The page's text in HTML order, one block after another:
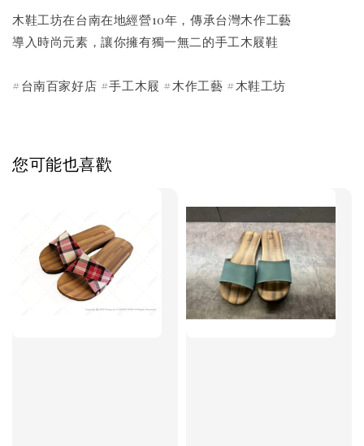
木鞋工坊在台南在地經營10年，傳承台灣木作工藝
導入時尚元素，讓你擁有獨一無二的手工木屐鞋
#台南百家好店 #手工木屐 #木作工藝 #木鞋工坊
您可能也喜歡